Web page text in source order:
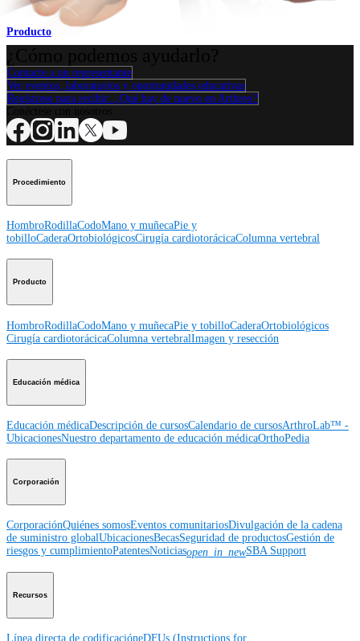
Producto
Contacte a un representante
Ver eventos, laboratorios y oportunidades educativas
Regístrese para recibir: ¿Qué hay de nuevo en Arthrex?
Procedimiento
HombroRodillaCodoMano y muñecaPie y
tobilloCaderaOrtobiológicosCirugía cardiotorácicaColumna vertebral
Producto
HombroRodillaCodoMano y muñecaPie y tobilloCaderaOrtobiológicos
Cirugía cardiotorácicaColumna vertebralImagen y resección
Educación médica
Educación médicaDescripción de cursosCalendario de cursosArthroLab™ -
UbicacionesNuestro departamento de educación médicaOrthoPedia
Corporación
CorporaciónQuiénes somosEventos comunitariosDivulgación de la cadena
de suministro globalUbicacionesBecasSeguridad de productosGestión de
riesgos y cumplimientoPatentesNoticiasopen_in_newSBA Support
Recursos
Línea directa de codificacióneDFUs (Instructions for